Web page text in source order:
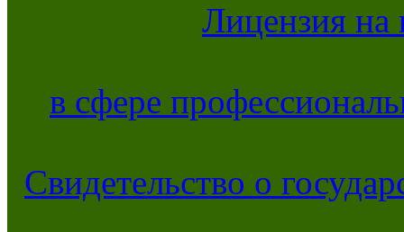
Лицензия на
в сфере
Свидетельство о